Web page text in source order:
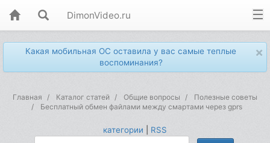
DimonVideo.ru
×
Какая мобильная ОС оставила у вас самые теплые
воспоминания?
Главная Каталог статей Общие вопросы
Полезные советы
Бесплатный обмен файлами между смартами через gprs
категории RSS